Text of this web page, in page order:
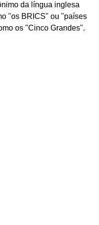
da língua inglesa
"os BRICS" ou "países
os "Cinco Grandes".